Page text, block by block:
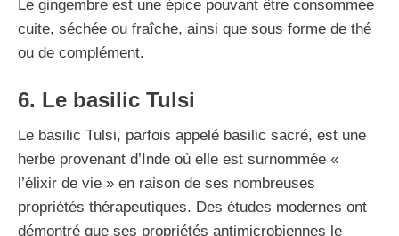
Le gingembre est une épice pouvant être consommée
cuite, séchée ou fraîche, ainsi que sous forme de thé
ou de complément.
6. Le basilic Tulsi
Le basilic Tulsi, parfois appelé basilic sacré, est une
herbe provenant d’Inde où elle est surnommée «
l’élixir de vie » en raison de ses nombreuses
propriétés thérapeutiques. Des études modernes ont
démontré que ses propriétés antimicrobiennes le